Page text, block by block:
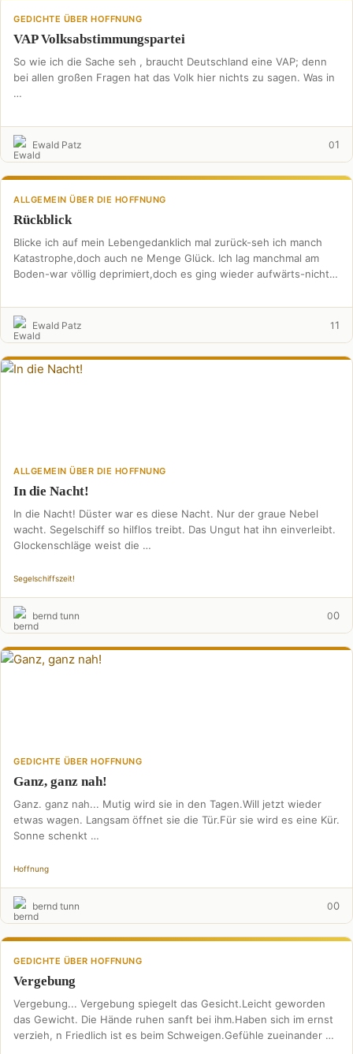
GEDICHTE ÜBER HOFFNUNG
VAP Volksabstimmungspartei
So wie ich die Sache seh , braucht Deutschland eine VAP; denn
bei allen großen Fragen hat das Volk hier nichts zu sagen. Was in
…
Ewald Patz 01
ALLGEMEIN ÜBER DIE HOFFNUNG
Rückblick
Blicke ich auf mein Lebengedanklich mal zurück-seh ich manch
Katastrophe,doch auch ne Menge Glück. Ich lag manchmal am
Boden-war völlig deprimiert,doch es ging wieder aufwärts-nichts
Ewald Patz 11
ALLGEMEIN ÜBER DIE HOFFNUNG
In die Nacht!
In die Nacht! Düster war es diese Nacht. Nur der graue Nebel
wacht. Segelschiff so hilflos treibt. Das Ungut hat ihn einverleibt.
Glockenschläge weist die …
Segelschiffszeit!
bernd tunn 00
GEDICHTE ÜBER HOFFNUNG
Ganz, ganz nah!
Ganz. ganz nah... Mutig wird sie in den Tagen.Will jetzt wieder
etwas wagen. Langsam öffnet sie die Tür.Für sie wird es eine Kür.
Sonne schenkt …
Hoffnung
bernd tunn 00
GEDICHTE ÜBER HOFFNUNG
Vergebung
Vergebung... Vergebung spiegelt das Gesicht.Leicht geworden
das Gewicht. Die Hände ruhen sanft bei ihm.Haben sich im ernst
verzieh, n Friedlich ist es beim Schweigen.Gefühle zueinander …